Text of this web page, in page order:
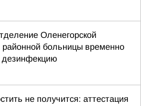
Оленегорской
районной больницы временно
дезинфекцию
не получится: аттестация